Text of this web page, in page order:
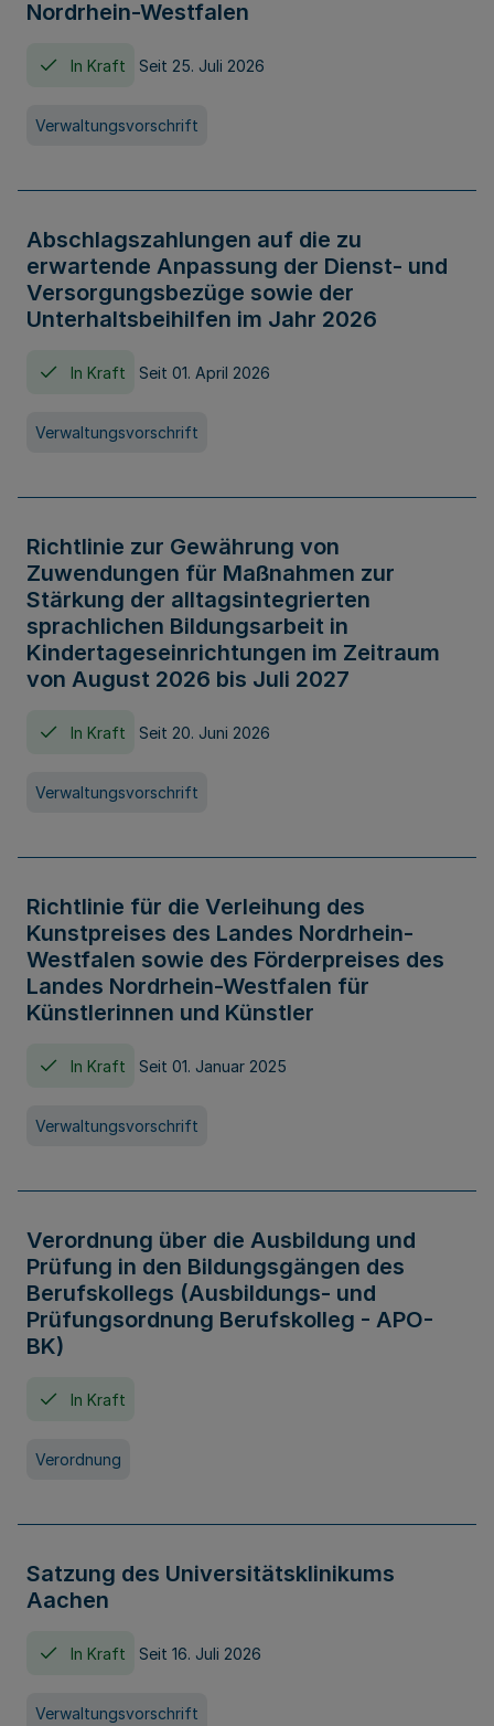
Nordrhein-Westfalen
In Kraft Seit 25. Juli 2026
Verwaltungsvorschrift
Abschlagszahlungen auf die zu
erwartende Anpassung der Dienst- und
Versorgungsbezüge sowie der
Unterhaltsbeihilfen im Jahr 2026
In Kraft Seit 01. April 2026
Verwaltungsvorschrift
Richtlinie zur Gewährung von
Zuwendungen für Maßnahmen zur
Stärkung der alltagsintegrierten
sprachlichen Bildungsarbeit in
Kindertageseinrichtungen im Zeitraum
von August 2026 bis Juli 2027
In Kraft Seit 20. Juni 2026
Verwaltungsvorschrift
Richtlinie für die Verleihung des
Kunstpreises des Landes Nordrhein-
Westfalen sowie des Förderpreises des
Landes Nordrhein-Westfalen für
Künstlerinnen und Künstler
In Kraft Seit 01. Januar 2025
Verwaltungsvorschrift
Verordnung über die Ausbildung und
Prüfung in den Bildungsgängen des
Berufskollegs (Ausbildungs- und
Prüfungsordnung Berufskolleg - APO-
BK)
In Kraft
Verordnung
Satzung des Universitätsklinikums
Aachen
In Kraft Seit 16. Juli 2026
Verwaltungsvorschrift